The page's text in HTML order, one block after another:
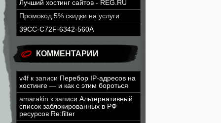
Лучший хостинг сайтов - REG.RU
Промокод 5% скидки на услуги
39CC-C72F-6342-560A
КОММЕНТАРИИ
v4f к записи Перебор IP-адресов на
хостинге — и как с этим бороться
amarakin к записи Альтернативный
список заблокированных в РФ
ресурсов Re:filter